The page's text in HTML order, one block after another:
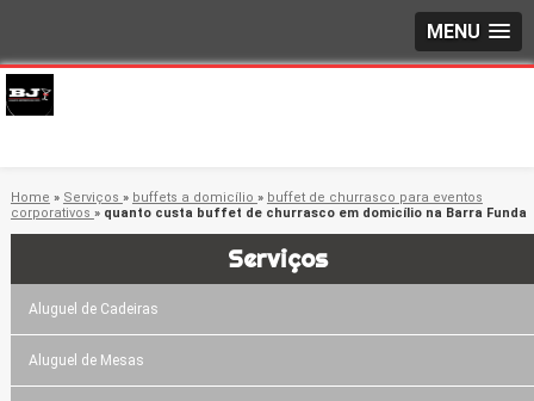
MENU
Home » Serviços » buffets a domicílio » buffet de churrasco para eventos
corporativos » quanto custa buffet de churrasco em domicílio na Barra Funda
Serviços
Aluguel de Cadeiras
Aluguel de Mesas